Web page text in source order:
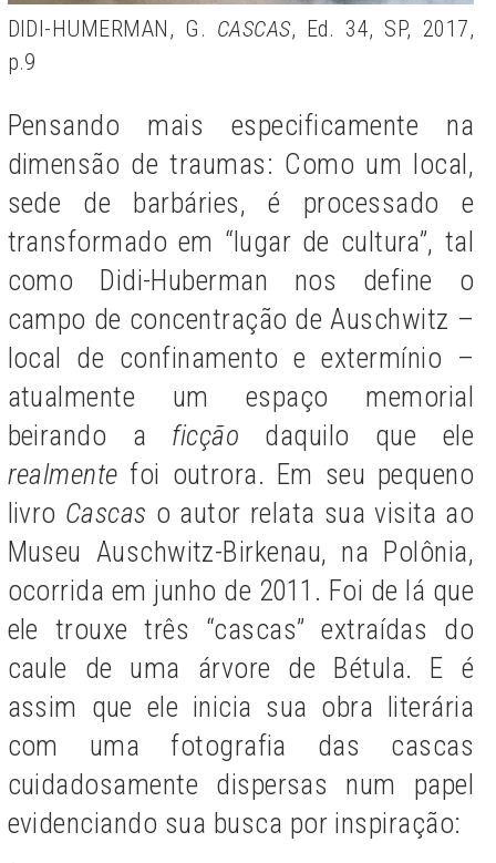
DIDI-HUMERMAN, G. CASCAS, Ed. 34, SP, 2017,
p.9
Pensando mais especificamente na
dimensão de traumas: Como um local,
sede de barbáries, é processado e
transformado em “lugar de cultura”, tal
como Didi-Huberman nos define o
campo de concentração de Auschwitz –
local de confinamento e extermínio –
atualmente um espaço memorial
beirando a ficção daquilo que ele
realmente foi outrora. Em seu pequeno
livro Cascas o autor relata sua visita ao
Museu Auschwitz-Birkenau, na Polônia,
ocorrida em junho de 2011. Foi de lá que
ele trouxe três “cascas” extraídas do
caule de uma árvore de Bétula. E é
assim que ele inicia sua obra literária
com uma fotografia das cascas
cuidadosamente dispersas num papel
evidenciando sua busca por inspiração: